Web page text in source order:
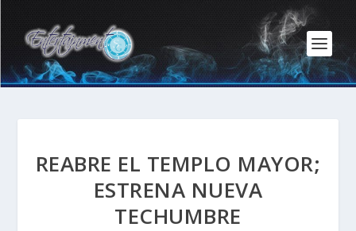
REABRE EL TEMPLO MAYOR;
ESTRENA NUEVA
TECHUMBRE